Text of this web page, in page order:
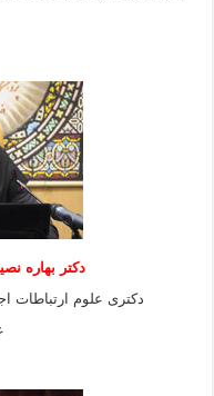
دکتر بهاره
دکتری علوم ارتباطات